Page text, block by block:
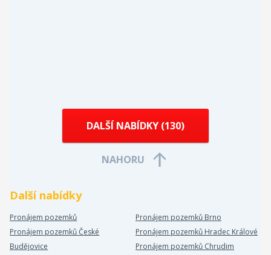
DALŠÍ NABÍDKY (130)
NAHORU
Další nabídky
Pronájem pozemků
Pronájem pozemků Brno
Pronájem pozemků České
Budějovice
Pronájem pozemků Hradec Králové
Pronájem pozemků Chrudim